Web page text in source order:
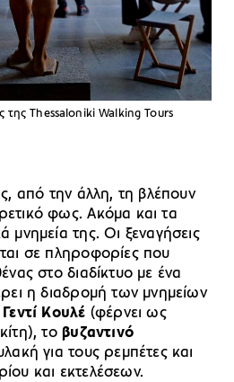
της Thessaloniki Walking Tours
από την άλλη, τη βλέπουν
φως. Ακόμα και τα
μνημεία της. Οι ξεναγήσεις
σε πληροφορίες που
στο διαδίκτυο με ένα
η διαδρομή των μνημείων
Γεντί Κουλέ (φέρνει ως
τοβυζαντινό
για τους ρεμπέτες και
και εκτελέσεων.